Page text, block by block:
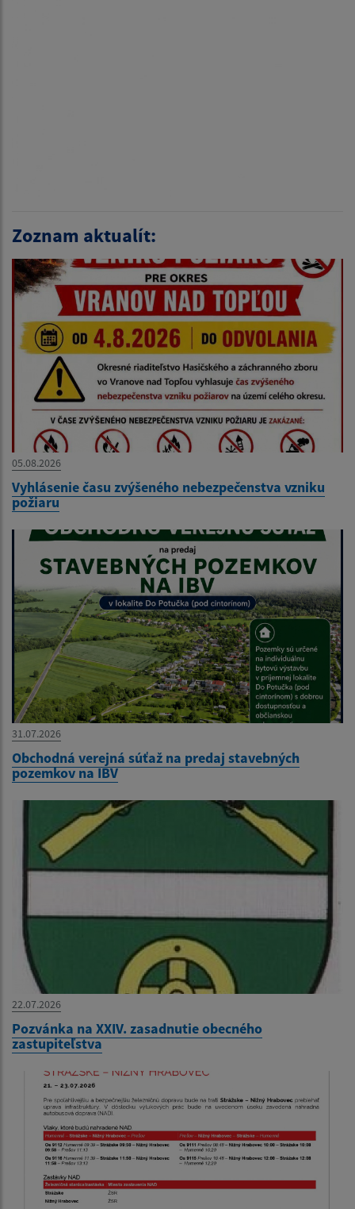
Zoznam aktualít:
05.08.2026
Vyhlásenie času zvýšeného nebezpečenstva vzniku
požiaru
31.07.2026
Obchodná verejná súťaž na predaj stavebných
pozemkov na IBV
22.07.2026
Pozvánka na XXIV. zasadnutie obecného
zastupiteľstva